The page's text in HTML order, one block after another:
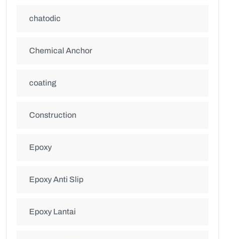
chatodic
Chemical Anchor
coating
Construction
Epoxy
Epoxy Anti Slip
Epoxy Lantai